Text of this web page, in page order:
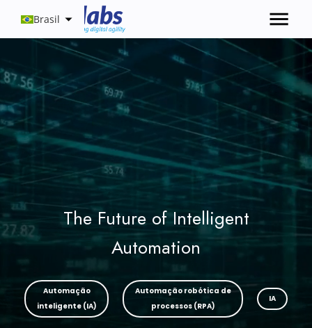
Brasil
The Future of Intelligent
Automation
Automação
inteligente (IA)
Automação robótica de
processos (RPA)
IA